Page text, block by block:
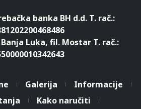
banka BH d.d. T. rač.:
Luka, fil. Mostar T. rač.:
Galerija
Informacije
Kako naručiti